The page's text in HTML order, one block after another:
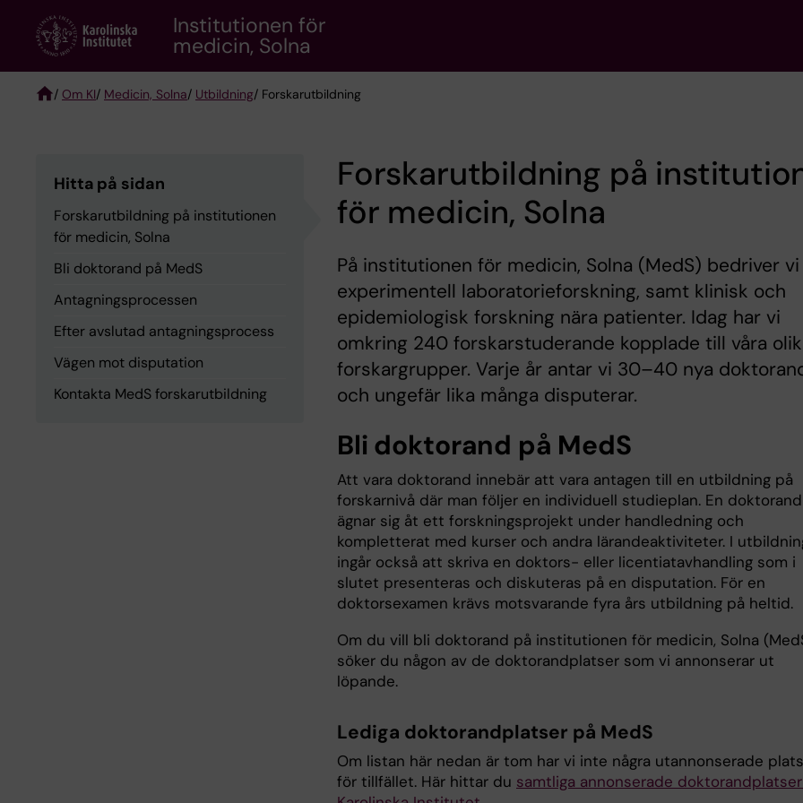
content
Institutionen för
medicin, Solna
/ Om KI/ Medicin, Solna/ Utbildning/ Forskarutbildning
Hitta på sidan
Forskarutbildning på institutionen
för medicin, Solna
Bli doktorand på MedS
Antagningsprocessen
Efter avslutad antagningsprocess
Vägen mot disputation
Kontakta MedS forskarutbildning
Forskarutbildning på
för medicin, Solna
På institutionen för medicin, Solna (MedS) bedriver vi
experimentell laboratorieforskning, samt klinisk och
epidemiologisk forskning nära patienter. Idag har vi
omkring 240 forskarstuderande kopplade till våra
forskargrupper. Varje år antar vi 30–40 nya
och ungefär lika många disputerar.
Bli doktorand på MedS
Att vara doktorand innebär att vara antagen till en utbildning på
forskarnivå där man följer en individuell studieplan. En doktorand
ägnar sig åt ett forskningsprojekt under handledning och
kompletterat med kurser och andra lärandeaktiviteter. I
ingår också att skriva en doktors- eller licentiatavhandling som i
slutet presenteras och diskuteras på en disputation. För en
doktorsexamen krävs motsvarande fyra års utbildning på heltid.
Om du vill bli doktorand på institutionen för medicin, Solna
söker du någon av de doktorandplatser som vi annonserar ut
löpande.
Lediga doktorandplatser på MedS
Om listan här nedan är tom har vi inte några utannonserade
för tillfället. Här hittar du samtliga annonserade